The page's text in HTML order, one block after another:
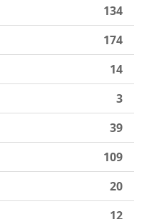
134
174
14
3
39
109
20
12